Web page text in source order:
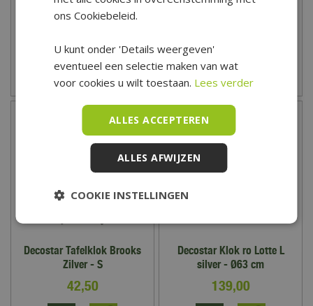
129,00
Zet op verlanglijst Zet op verlanglijst
Decostar Tafelklok Brooks
Zilver - S
42,50
Decostar Klok ro Lotte L
silver - Ø63 cm
139,00
ons Cookiebeleid.
U kunt onder 'Details weergeven'
eventueel een selectie maken van wat
voor cookies u wilt toestaan. Lees verder
ALLES ACCEPTEREN
ALLES AFWIJZEN
COOKIE INSTELLINGEN